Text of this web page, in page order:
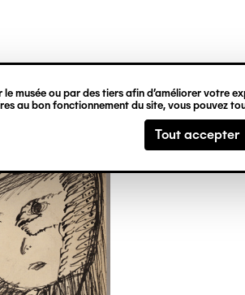
musée ou par des tiers afin d’améliorer votre
au bon fonctionnement du site, vous pouvez
Tout accepter